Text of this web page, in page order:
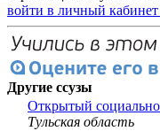
войти в личный кабинет
Другие ссузы
Открытый
Тульская область